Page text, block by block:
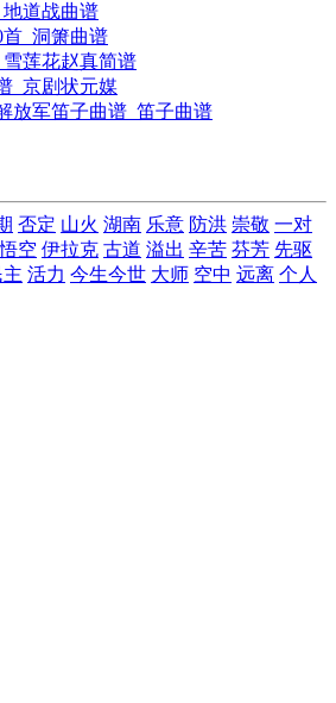
道战曲谱
_洞箫曲谱
莲花赵真简谱
_京剧状元媒
放军笛子曲谱_笛子曲谱
否定 山火 湖南 乐意 防洪 崇敬 一对
空 伊拉克 古道 溢出 辛苦 芬芳 先驱
主 活力 今生今世 大师 空中 远离 个人